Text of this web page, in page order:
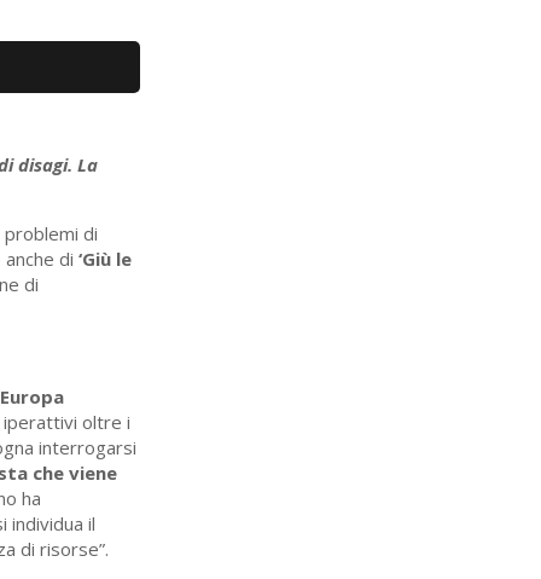
disagi. La
di
di ‘Giù le
di
iperattivi oltre i
interrogarsi
che viene
ha
individua il
di risorse”.